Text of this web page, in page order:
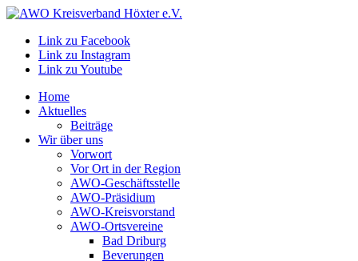
Link zu Facebook
Link zu Instagram
Link zu Youtube
Home
Aktuelles
Beiträge
Wir über uns
Vorwort
Vor Ort in der Region
AWO-Geschäftsstelle
AWO-Präsidium
AWO-Kreisvorstand
AWO-Ortsvereine
Bad Driburg
Beverungen